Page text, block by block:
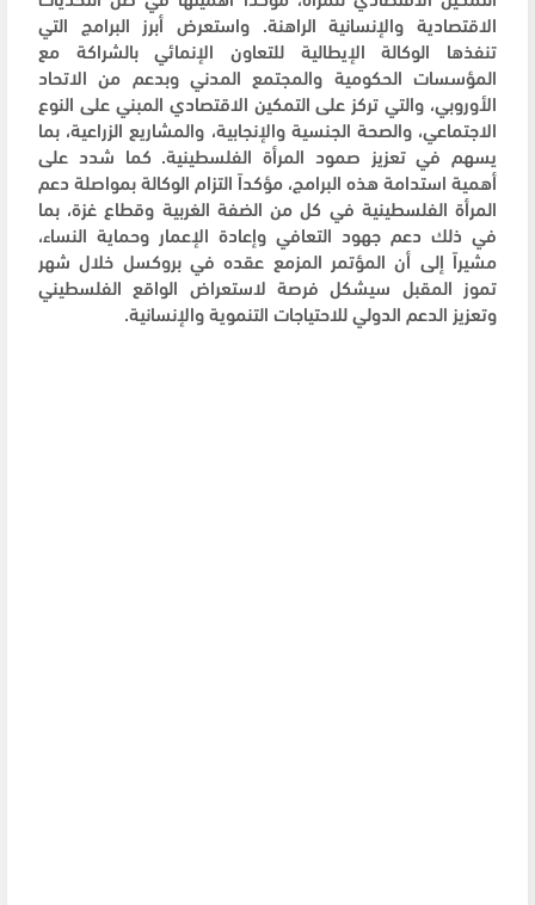
الاقتصادية والإنسانية الراهنة. واستعرض أبرز البرامج التي
تنفذها الوكالة الإيطالية للتعاون الإنمائي بالشراكة مع
المؤسسات الحكومية والمجتمع المدني وبدعم من الاتحاد
الأوروبي، والتي تركز على التمكين الاقتصادي المبني على النوع
الاجتماعي، والصحة الجنسية والإنجابية، والمشاريع الزراعية، بما
يسهم في تعزيز صمود المرأة الفلسطينية. كما شدد على
أهمية استدامة هذه البرامج، مؤكداً التزام الوكالة بمواصلة دعم
المرأة الفلسطينية في كل من الضفة الغربية وقطاع غزة، بما
في ذلك دعم جهود التعافي وإعادة الإعمار وحماية النساء،
مشيراً إلى أن المؤتمر المزمع عقده في بروكسل خلال شهر
تموز المقبل سيشكل فرصة لاستعراض الواقع الفلسطيني
وتعزيز الدعم الدولي للاحتياجات التنموية والإنسانية.